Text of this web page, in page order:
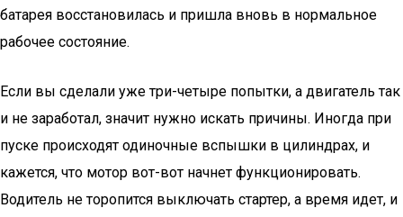
батарея восстановилась и пришла вновь в нормальное
рабочее состояние.
Если вы сделали уже три-четыре попытки, а двигатель так
и не заработал, значит нужно искать причины. Иногда при
пуске происходят одиночные вспышки в цилиндрах, и
кажется, что мотор вот-вот начнет функционировать.
Водитель не торопится выключать стартер, а время идет, и